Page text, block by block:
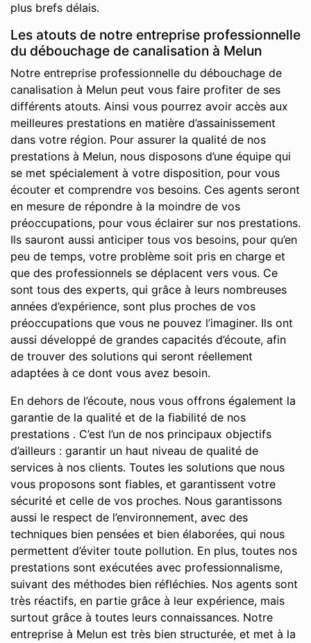
plus brefs délais.
Les atouts de notre entreprise professionnelle
du débouchage de canalisation à Melun
Notre entreprise professionnelle du débouchage de
canalisation à Melun peut vous faire profiter de ses
différents atouts. Ainsi vous pourrez avoir accès aux
meilleures prestations en matière d’assainissement
dans votre région. Pour assurer la qualité de nos
prestations à Melun, nous disposons d’une équipe qui
se met spécialement à votre disposition, pour vous
écouter et comprendre vos besoins. Ces agents seront
en mesure de répondre à la moindre de vos
préoccupations, pour vous éclairer sur nos prestations.
Ils sauront aussi anticiper tous vos besoins, pour qu’en
peu de temps, votre problème soit pris en charge et
que des professionnels se déplacent vers vous. Ce
sont tous des experts, qui grâce à leurs nombreuses
années d’expérience, sont plus proches de vos
préoccupations que vous ne pouvez l’imaginer. Ils ont
aussi développé de grandes capacités d’écoute, afin
de trouver des solutions qui seront réellement
adaptées à ce dont vous avez besoin.
En dehors de l’écoute, nous vous offrons également la
garantie de la qualité et de la fiabilité de nos
prestations . C’est l’un de nos principaux objectifs
d’ailleurs : garantir un haut niveau de qualité de
services à nos clients. Toutes les solutions que nous
vous proposons sont fiables, et garantissent votre
sécurité et celle de vos proches. Nous garantissons
aussi le respect de l’environnement, avec des
techniques bien pensées et bien élaborées, qui nous
permettent d’éviter toute pollution. En plus, toutes nos
prestations sont exécutées avec professionnalisme,
suivant des méthodes bien réfléchies. Nos agents sont
très réactifs, en partie grâce à leur expérience, mais
surtout grâce à toutes leurs connaissances. Notre
entreprise à Melun est très bien structurée, et met à la